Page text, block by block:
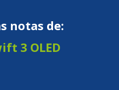
notas de:
3 OLED